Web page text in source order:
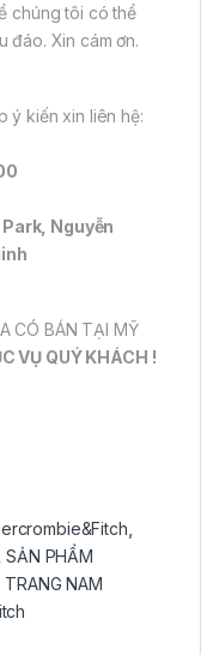
chúng tôi có thể
đáo. Xin cám ơn.
ý kiến xin liên hệ:
Nguyễn
CÓ BÁN TẠI MỸ
VỤ QUÝ KHÁCH !
,SẢN PHẨM
TRANG NAM